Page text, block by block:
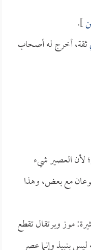
].
ثقة، أخرج له أصحاب
لأن العصير شيء
مع بعض، وهذا
موز وبرتقال تقطع